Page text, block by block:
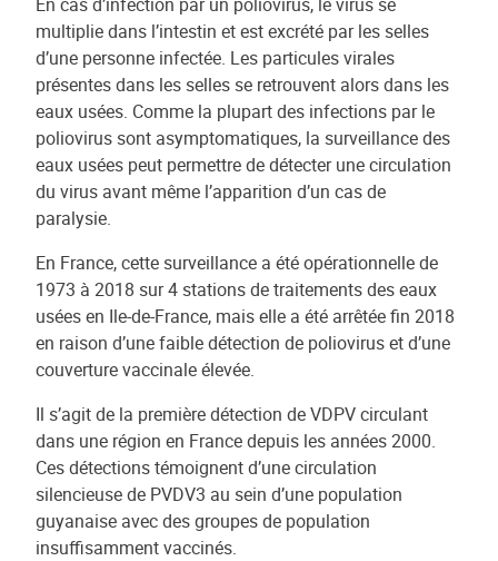
multiplie dans l’intestin et est excrété par les selles
d’une personne infectée. Les particules virales
présentes dans les selles se retrouvent alors dans les
eaux usées. Comme la plupart des infections par le
poliovirus sont asymptomatiques, la surveillance des
eaux usées peut permettre de détecter une circulation
du virus avant même l’apparition d’un cas de
paralysie.
En France, cette surveillance a été opérationnelle de
1973 à 2018 sur 4 stations de traitements des eaux
usées en Ile-de-France, mais elle a été arrêtée fin 2018
en raison d’une faible détection de poliovirus et d’une
couverture vaccinale élevée.
Il s’agit de la première détection de VDPV circulant
dans une région en France depuis les années 2000.
Ces détections témoignent d’une circulation
silencieuse de PVDV3 au sein d’une population
guyanaise avec des groupes de population
insuffisamment vaccinés.